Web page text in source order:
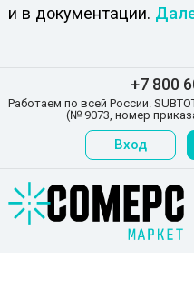
и в документации.
+7 800
Работаем по всей России.
(№ 9073, номер
Вход